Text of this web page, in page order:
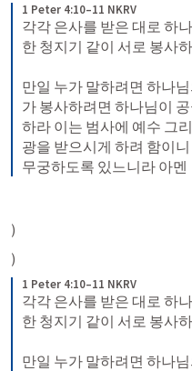
1 Peter 4:10–11 NKRV
각각 은사를 받은 대로 하
한 청지기 같이 서로 봉사
만일 누가 말하려면 하나
가 봉사하려면 하나님이
하라 이는 범사에 예수 그
광을 받으시게 하려 함이
무궁하도록 있느니라 아멘
)
)
1 Peter 4:10–11 NKRV
각각 은사를 받은 대로 하
한 청지기 같이 서로 봉사
만일 누가 말하려면 하나